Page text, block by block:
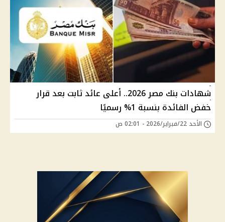
شهادات بنك مصر 2026.. أعلى عائد ثابت بعد قرار
خفض الفائدة بنسبة 1% رسميًا
الأحد 22/فبراير/2026 - 02:01 ص